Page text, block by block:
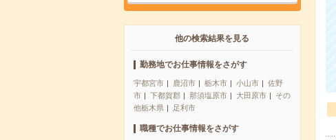
他の検索結果を見る
勤務地でお仕事情報をさがす
宇都宮市 鹿沼市 栃木市 小山市
佐野
市
下都賀郡 那須塩原市 大田原市
その
他栃木県
足利市
職種でお仕事情報をさがす